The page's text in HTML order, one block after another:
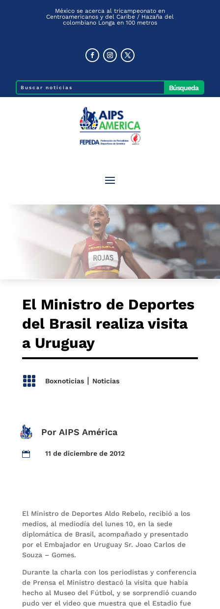
México se acerca al tricampeonato en
Centroamericanos y del Caribe / Hazaña del
colombiano Longa en 100 metros
El Ministro de Deportes
del Brasil realiza visita
a Uruguay
 Boxnoticias| Noticias
Por AIPS América
 11 de diciembre de 2012
El Ministro de Deportes Aldo Rebelo, recibió a los
medios, al mediodía del lunes 10, en la sede
diplomática de Brasil, acompañado y presentado
por el Embajador en Uruguay Sr. Joao Carlos de
Souza – Gomes.
Durante la charla con los periodistas y conferencia
de Prensa el Ministro destacó la visita que había
hecho al Museo del Fútbol, y se sorprendió cuando
pudo ver el video que muestra que el Estadio fue